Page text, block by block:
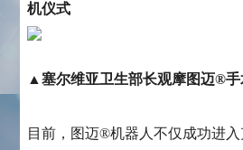
机仪式
▲塞尔维亚卫生部长观摩图迈®手
目前，图迈®机器人不仅成功进